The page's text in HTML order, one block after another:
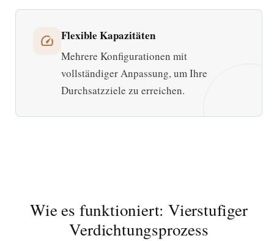
speed Flexible Kapazitäten
Mehrere Konfigurationen mit
vollständiger Anpassung, um Ihre
Durchsatzziele zu erreichen.
Wie es funktioniert: Vierstufiger
Verdichtungsprozess